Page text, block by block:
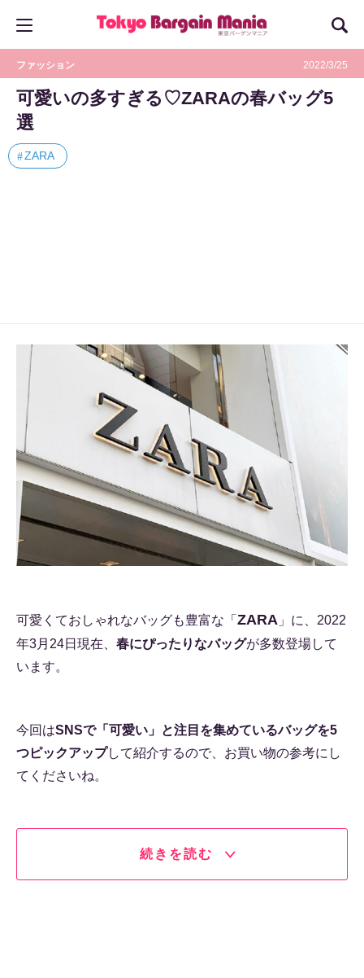
ファッション 2022/3/25
可愛いの多すぎる♡ZARAの春バッグ5
選
ZARA
可愛くておしゃれなバッグも豊富な「 ZARA 」に、2022
年3月24日現在、 春にぴったりなバッグが多数登場して
います。
今回はSNSで「可愛い」と注目を集めているバッグを5
つピックアップして紹介するので、お買い物の参考にし
てくださいね。
続きを読む